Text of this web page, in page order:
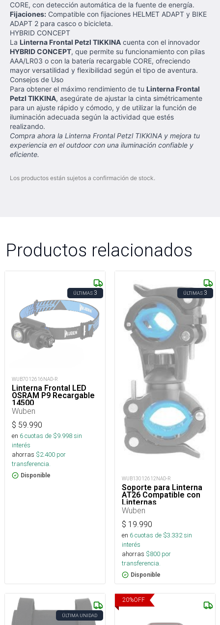
CORE, con detección automática de la fuente de energía.
Fijaciones: Compatible con fijaciones HELMET ADAPT y BIKE
ADAPT 2 para casco o bicicleta.
HYBRID CONCEPT
La Linterna Frontal Petzl TIKKINA cuenta con el innovador
HYBRID CONCEPT, que permite su funcionamiento con pilas
AAA/LR03 o con la batería recargable CORE, ofreciendo
mayor versatilidad y flexibilidad según el tipo de aventura.
Consejos de Uso
Para obtener el máximo rendimiento de tu Linterna Frontal
Petzl TIKKINA, asegúrate de ajustar la cinta simétricamente
para un ajuste rápido y cómodo, y de utilizar la función de
iluminación adecuada según la actividad que estés
realizando.
Compra ahora la Linterna Frontal Petzl TIKKINA y mejora tu
experiencia en el outdoor con una iluminación confiable y
eficiente.
Los productos están sujetos a confirmación de stock.
Productos relacionados
ÚLTIMAS3
WUB7012616NAD-R
Linterna Frontal LED
OSRAM P9 Recargable
14500
Wuben
$ 59.990
en 6cuotas de $9.998sin
interés
ahorras $2.400 por
transferencia.
Disponible
ÚLTIMAS3
WUB13012612NAD-R
Soporte para Linterna
AT26 Compatible con
Linternas
Wuben
$ 19.990
en 6cuotas de $3.332sin
interés
ahorras $800 por
transferencia.
Disponible
ÚLTIMA UNIDAD
20%OFF